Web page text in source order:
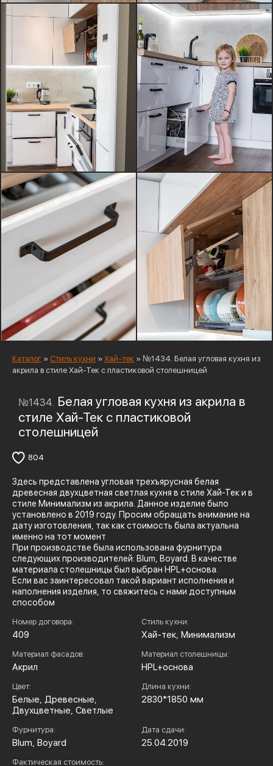
Каталог » Стиль кухни » Хай-тек » №1434. Белая угловая кухня из
акрила в стиле Хай-Тек с пластиковой столешницей
№1434. Белая угловая кухня из акрила в
стиле Хай-Тек с пластиковой
столешницей
804
Здесь представлена угловая трехъярусная белая
древесная двухцветная светлая кухня в стиле Хай-Тек и в
стиле Минимализм из акрила. Данное изделие было
установлено в 2019 году. Просим обращать внимание на
дату изготовления, так как стоимость была актуальна
именно на тот момент
При производстве была использована фурнитура
следующих производителей: Blum, Boyard. В качестве
материала столешницы был выбран HPL+основа.
Если вас заинтересовал такой вариант исполнения и
наполнения изделия, то свяжитесь с нами доступным
способом
Номер договора:
409
Стиль кухни:
Хай-тек, Минимализм
Материал фасадов:
Акрил
Материал столешницы:
HPL+основа
Цвет:
Белые, Древесные,
Двухцветные, Светлые
Длина кухни:
2830*1850 мм
Фурнитура:
Blum, Boyard
Дата сдачи:
25.04.2019
Фактическая стоимость: